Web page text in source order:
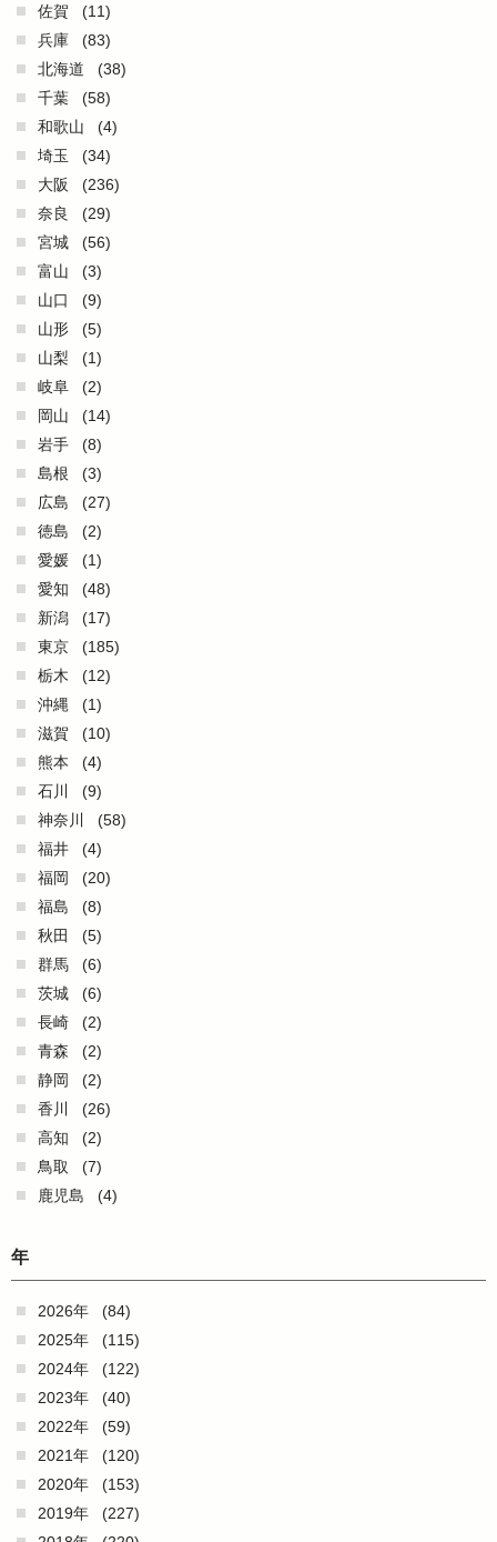
佐賀
(11)
兵庫
(83)
北海道
(38)
千葉
(58)
和歌山
(4)
埼玉
(34)
大阪
(236)
奈良
(29)
宮城
(56)
富山
(3)
山口
(9)
山形
(5)
山梨
(1)
岐阜
(2)
岡山
(14)
岩手
(8)
島根
(3)
広島
(27)
徳島
(2)
愛媛
(1)
愛知
(48)
新潟
(17)
東京
(185)
栃木
(12)
沖縄
(1)
滋賀
(10)
熊本
(4)
石川
(9)
神奈川
(58)
福井
(4)
福岡
(20)
福島
(8)
秋田
(5)
群馬
(6)
茨城
(6)
長崎
(2)
青森
(2)
静岡
(2)
香川
(26)
高知
(2)
鳥取
(7)
鹿児島
(4)
年
2026年
(84)
2025年
(115)
2024年
(122)
2023年
(40)
2022年
(59)
2021年
(120)
2020年
(153)
2019年
(227)